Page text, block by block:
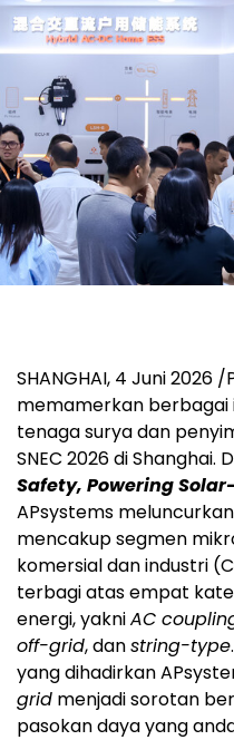
SHANGHAI, 4 Juni 2026
memamerkan berbagai
tenaga surya dan
SNEC 2026 di Shanghai.
Safety, Powering
APsystems
mencakup segmen
komersial dan industri
terbagi atas empat
energi, yakniAC
off-grid, danstring-type
yang dihadirkan
grid menjadi sorotan
pasokan daya yang